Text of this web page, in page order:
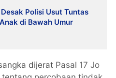
Polisi Usut Tuntas
di Bawah Umur
dijerat Pasal 17 Jo